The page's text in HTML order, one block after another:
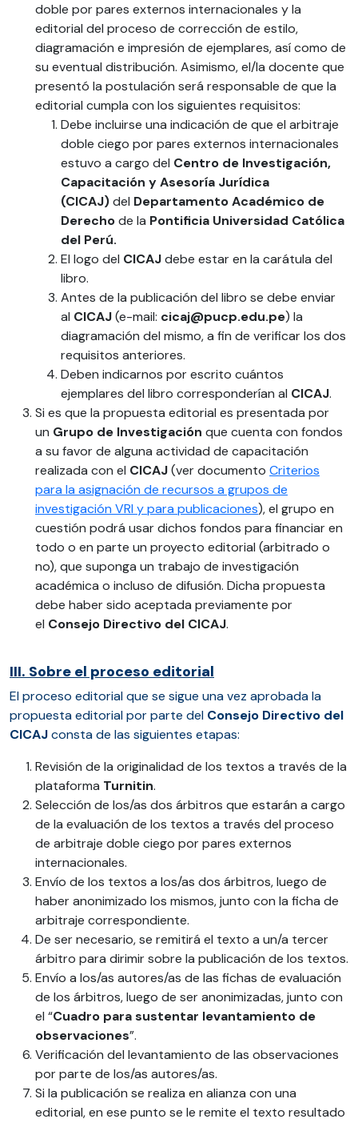
doble por pares externos internacionales y la
editorial del proceso de corrección de estilo,
diagramación e impresión de ejemplares, así como de
su eventual distribución. Asimismo, el/la docente que
presentó la postulación será responsable de que la
editorial cumpla con los siguientes requisitos:
Debe incluirse una indicación de que el arbitraje
doble ciego por pares externos internacionales
estuvo a cargo del Centro de Investigación,
Capacitación y Asesoría Jurídica
(CICAJ)del Departamento Académico de
Derechode la Pontificia Universidad Católica
del Perú.
El logo del CICAJdebe estar en la carátula del
libro.
Antes de la publicación del libro se debe enviar
al CICAJ(e-mail: cicaj@pucp.edu.pe) la
diagramación del mismo, a fin de verificar los dos
requisitos anteriores.
Deben indicarnos por escrito cuántos
ejemplares del libro corresponderían al CICAJ.
Si es que la propuesta editorial es presentada por
un Grupo de Investigación que cuenta con fondos
a su favor de alguna actividad de capacitación
realizada con el CICAJ(ver documento Criterios
para la asignación de recursos a grupos de
investigación VRI y para publicaciones), el grupo en
cuestión podrá usar dichos fondos para financiar en
todo o en parte un proyecto editorial (arbitrado o
no), que suponga un trabajo de investigación
académica o incluso de difusión. Dicha propuesta
debe haber sido aceptada previamente por
el Consejo Directivo del CICAJ.
III. Sobre el proceso editorial
El proceso editorial que se sigue una vez aprobada la
propuesta editorial por parte del Consejo Directivo del
CICAJconsta de las siguientes etapas:
Revisión de la originalidad de los textos a través de la
plataforma Turnitin.
Selección de los/as dos árbitros que estarán a cargo
de la evaluación de los textos a través del proceso
de arbitraje doble ciego por pares externos
internacionales.
Envío de los textos a los/as dos árbitros, luego de
haber anonimizado los mismos, junto con la ficha de
arbitraje correspondiente.
De ser necesario, se remitirá el texto a un/a tercer
árbitro para dirimir sobre la publicación de los textos.
Envío a los/as autores/as de las fichas de evaluación
de los árbitros, luego de ser anonimizadas, junto con
el “Cuadro para sustentar levantamiento de
observaciones”.
Verificación del levantamiento de las observaciones
por parte de los/as autores/as.
Si la publicación se realiza en alianza con una
editorial, en ese punto se le remite el texto resultado